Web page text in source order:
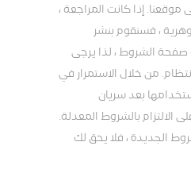
موقعنا. إذا كانت المراجعة ،
، فسنقوم بنشر
صفحة الشروط ، لذا يرجى
من خلال الاستمرار في
بعد سريان
الالتزام بالشروط المعدلة.
الجديدة ، فلا يحق لك